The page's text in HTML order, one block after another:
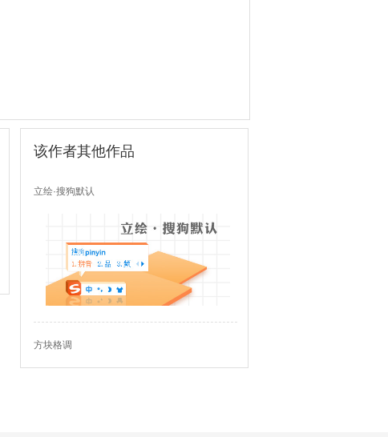
该作者其他作品
立绘·搜狗默认
方块格调